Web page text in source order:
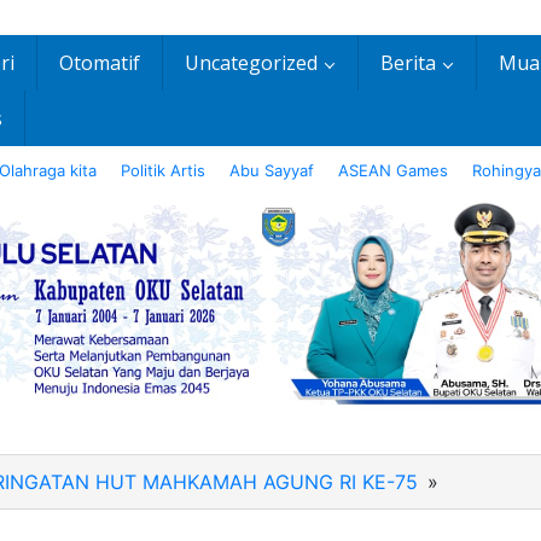
Otomatif Uncategorized Berita
Olahraga kita Politik Artis Abu Sayyaf ASEAN Games Rohingya
HUT MAHKAMAH AGUNG RI KE-75 »